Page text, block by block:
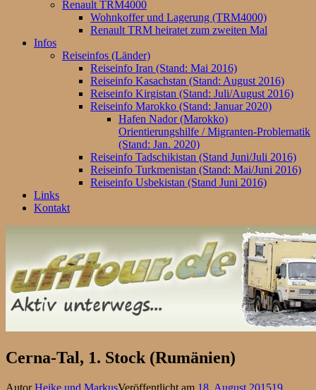
Renault TRM4000
Wohnkoffer und Lagerung (TRM4000)
Renault TRM heiratet zum zweiten Mal
Infos
Reiseinfos (Länder)
Reiseinfo Iran (Stand: Mai 2016)
Reiseinfo Kasachstan (Stand: August 2016)
Reiseinfo Kirgistan (Stand: Juli/August 2016)
Reiseinfo Marokko (Stand: Januar 2020)
Hafen Nador (Marokko)
Orientierungshilfe / Migranten-Problematik
(Stand: Jan. 2020)
Reiseinfo Tadschikistan (Stand Juni/Juli 2016)
Reiseinfo Turkmenistan (Stand: Mai/Juni 2016)
Reiseinfo Usbekistan (Stand Juni 2016)
Links
Kontakt
Cerna-Tal, 1. Stock (Rumänien)
AutorHeike und MarkusVeröffentlicht am 18. August 201519.